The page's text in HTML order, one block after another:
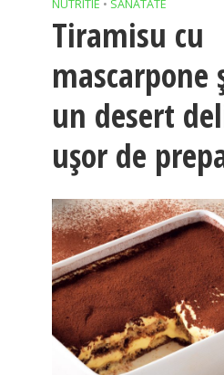
NUTRITIE • SANATATE
Tiramisu cu
mascarpone
un desert
ușor de